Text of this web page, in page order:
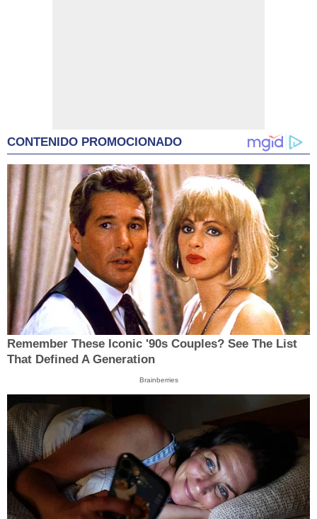
CONTENIDO PROMOCIONADO
Remember These Iconic '90s Couples? See The List
That Defined A Generation
Brainberries